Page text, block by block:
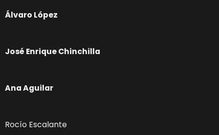
Álvaro López
José Enrique Chinchilla
Ana Aguilar
Rocío Escalante